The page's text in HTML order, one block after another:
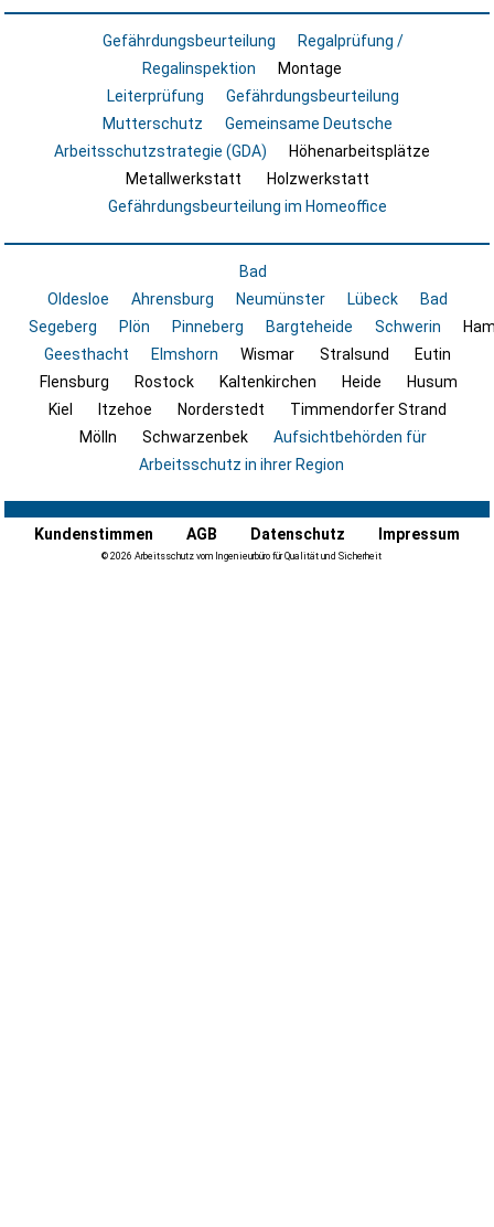
Gefährdungsbeurteilung
Regalprüfung /
Regalinspektion
Montage
Leiterprüfung
Gefährdungsbeurteilung
Mutterschutz
Gemeinsame Deutsche
Arbeitsschutzstrategie (GDA)
Höhenarbeitsplätze
Metallwerkstatt
Holzwerkstatt
Gefährdungsbeurteilung im Homeoffice
Bad
Oldesloe
Ahrensburg Neumünster Lübeck
Bad
Segeberg
Plön Pinneberg Bargteheide Schwerin
Geesthacht
Elmshorn Wismar Stralsund
Eutin
Flensburg
Rostock Kaltenkirchen Heide
Husum
Kiel
Itzehoe Norderstedt
Timmendorfer Strand
Mölln
Schwarzenbek
Aufsichtbehörden für
Arbeitsschutz in ihrer Region
Kundenstimmen AGB Datenschutz Impressum
© 2026 Arbeitsschutz vom Ingenieurbüro für Qualität und Sicherheit